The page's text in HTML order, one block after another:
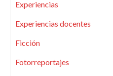
Experiencias
Experiencias docentes
Ficción
Fotorreportajes